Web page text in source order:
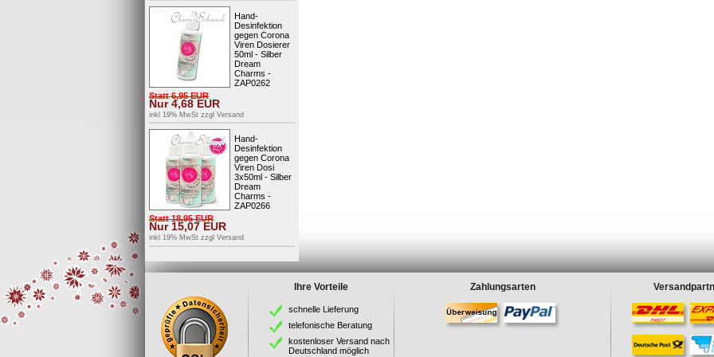
Hand-
Desinfektion
gegen Corona
Viren Dosierer
50ml - Silber
Dream
Charms -
ZAP0262
Statt6,95EUR
Nur4,68EUR
inkl 19% MwSt zzgl Versand
Hand-
Desinfektion
gegen Corona
Viren Dosi
3x50ml - Silber
Dream
Charms -
ZAP0266
Statt18,95EUR
Nur 15,07 EUR
inkl 19% MwSt zzgl Versand
Ihre Vorteile
schnelle Lieferung
telefonische Beratung
kostenloser Versand nach
Deutschland möglich
Zahlungsarten